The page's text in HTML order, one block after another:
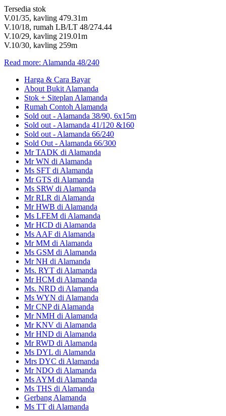
Tersedia stok
V.01/35, kavling 479.31m
V.10/18, rumah LB/LT 48/274.44
V.10/29, kavling 219.01m
V.10/30, kavling 259m
Read more: Alamanda 48/240
Harga & Cara Bayar
About Bukit Alamanda
Stok + Siteplan Alamanda
Rumah Contoh Alamanda
Sold out - Alamanda 38/90, 6x15m
Sold out - Alamanda 41/120 &160
Sold out - Alamanda 66/240
Sold Out - Alamanda 66/300
Mr TADK di Alamanda
Mr WN di Alamanda
Ms SFT di Alamanda
Mr GTS di Alamanda
Ms SRW di Alamanda
Mr RLR di Alamanda
Mr HWB di Alamanda
Ms LFEM di Alamanda
Mr HCD di Alamanda
Ms AAF di Alamanda
Mr MM di Alamanda
Ms GSM di Alamanda
Mr NH di Alamanda
Ms. RYT di Alamanda
Mr HCM di Alamanda
Ms. NRD di Alamanda
Ms WYN di Alamanda
Mr CNP di Alamanda
Mr NMH di Alamanda
Mr KNV di Alamanda
Mr HND di Alamanda
Mr RWD di Alamanda
Ms DYL di Alamanda
Mrs DYC di Alamanda
Mr NDO di Alamanda
Ms AYM di Alamanda
Ms THS di Alamanda
Gerbang Alamanda
Ms TT di Alamanda